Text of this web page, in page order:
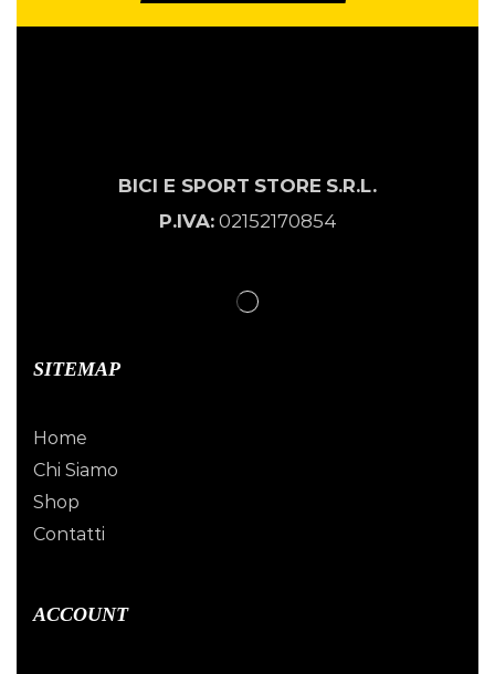
BICI E SPORT STORE S.R.L.
P.IVA:02152170854
SITEMAP
Home
Chi Siamo
Shop
Contatti
ACCOUNT